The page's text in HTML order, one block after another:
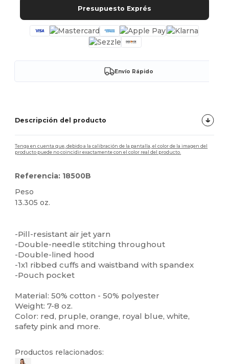
Presupuesto Exprés
Envío Rápido
Descripción del producto
Tenga en cuenta que, debido a la calibración de la pantalla, el color de la imagen del
producto puede no coincidir exactamente con el color real del producto.
Referencia: 18500B
Peso
13.305 oz.
-Pill-resistant air jet yarn
-Double-needle stitching throughout
-Double-lined hood
-1x1 ribbed cuffs and waistband with spandex
-Pouch pocket
Material: 50% cotton - 50% polyester
Weight: 7-8 oz.
Color: red, pruple, orange, royal blue, white,
safety pink and more.
Productos relacionados: